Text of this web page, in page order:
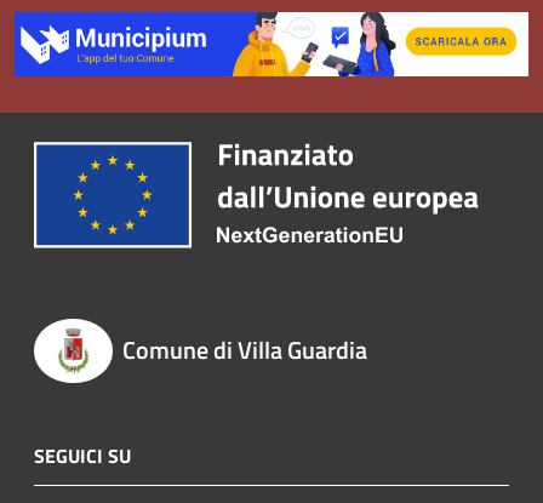
Comune di Villa Guardia
SEGUICI SU